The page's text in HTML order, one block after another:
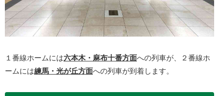
１番線ホームには六本木・麻布十番方面への列車が、２番線ホ
ームには練馬・光が丘方面への列車が到着します。